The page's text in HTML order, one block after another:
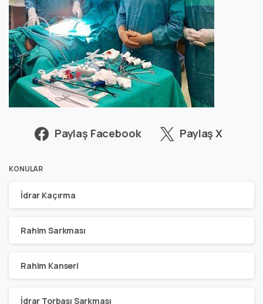
Paylaş Facebook Paylaş X
KONULAR
İdrar Kaçırma
Rahim Sarkması
Rahim Kanseri
İdrar Torbası Sarkması